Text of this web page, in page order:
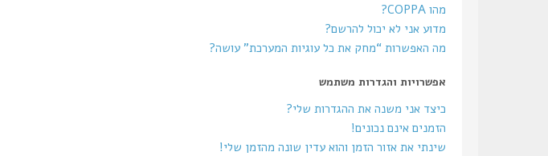
מהו COPPA?
מדוע אני לא יכול להרשם?
מה האפשרות “מחק את כל עוגיות המערכת” עושה?
אפשרויות והגדרות משתמש
כיצד אני משנה את ההגדרות שלי?
הזמנים אינם נכונים!
שינתי את אזור הזמן והוא עדין שונה מהזמן שלי!